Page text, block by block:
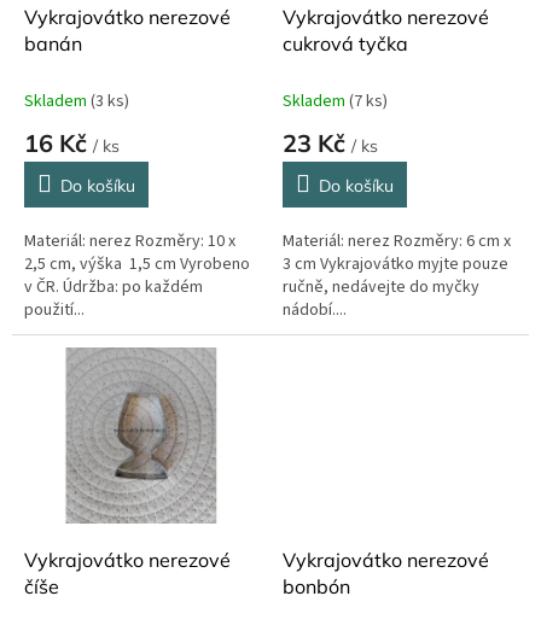
dVykrajovátko nerezové
banán
Skladem (3 ks)
16 Kč / ks
Do košíku
Materiál: nerez Rozměry: 10 x
2,5 cm, výška 1,5 cm Vyrobeno
v ČR. Údržba: po každém
použití...
Vykrajovátko nerezové
cukrová tyčka
Skladem (7 ks)
23 Kč / ks
Do košíku
Materiál: nerez Rozměry: 6 cm x
3 cm Vykrajovátko myjte pouze
ručně, nedávejte do myčky
nádobí....
Vykrajovátko nerezové
číše
Vykrajovátko nerezové
bonbón